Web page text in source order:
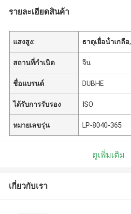
รายละเอียดสินค้า
แสงสูง: ธาตุเยื่อน้ําเกลือ,
สถานที่กำเนิด จีน
ชื่อแบรนด์ DUBHE
ได้รับการรับรอง ISO
หมายเลขรุ่น LP-8040-365
ดูเพิ่มเติม
เกี่ยวกับเรา